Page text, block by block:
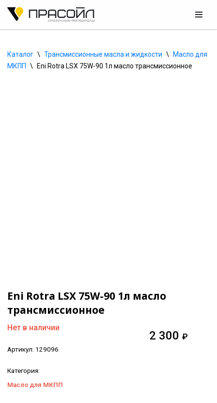
содержимому
Каталог \ Трансмиссионные масла и жидкости \
Масло для
МКПП
\ Eni Rotra LSX 75W-90 1л масло трансмиссионное
Eni Rotra LSX 75W-90 1л масло
трансмиссионное
2 300 ₽
Нет в наличии
Артикул: 129096
Категория:
Масло для МКПП